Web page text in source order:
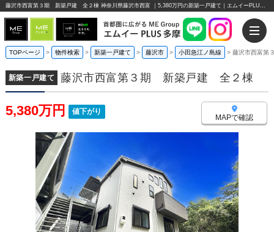
藤沢市西富第３期 新築戸建 全２棟 神奈川県藤沢市西富 ｜5,380万円の新築一戸建て｜エムイーPLUS多摩
TOPページ > 物件検索 > 新築一戸建て > 藤沢市 > 小田急江ノ島線 > 藤沢市西富
新築一戸建て 藤沢市西富第３期 新築戸建 全２棟
5,380万円 値下がり
MAPで確認